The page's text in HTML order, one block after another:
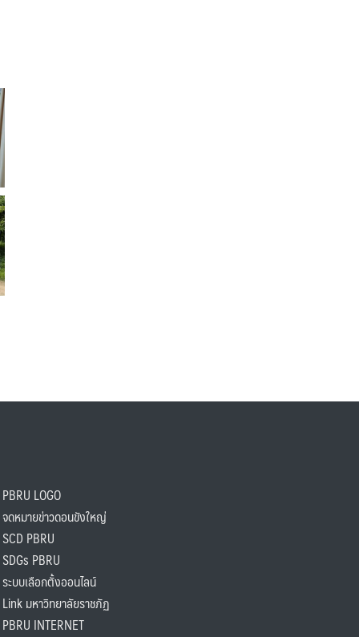
LOGO
หมายข่าวดอนขังใหญ่
PBRU
PBRU
บบเลือกตั้งออนไลน์
มหาวิทยาลัยราชภัฏ
INTERNET